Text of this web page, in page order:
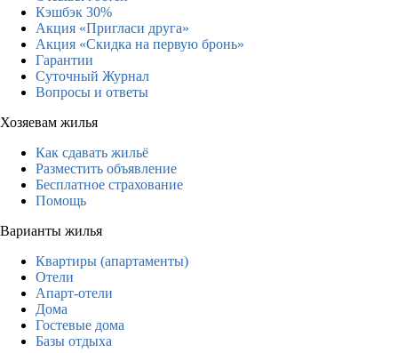
Кэшбэк 30%
Акция «Пригласи друга»
Акция «Скидка на первую бронь»
Гарантии
Суточный Журнал
Вопросы и ответы
Хозяевам жилья
Как сдавать жильё
Разместить объявление
Бесплатное страхование
Помощь
Варианты жилья
Квартиры (апартаменты)
Отели
Апарт-отели
Дома
Гостевые дома
Базы отдыха